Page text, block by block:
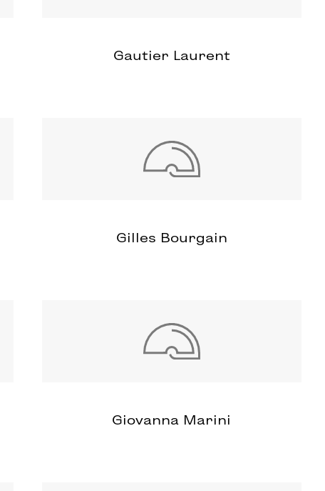
Gautier Laurent
Gilles Bourgain
Giovanna Marini